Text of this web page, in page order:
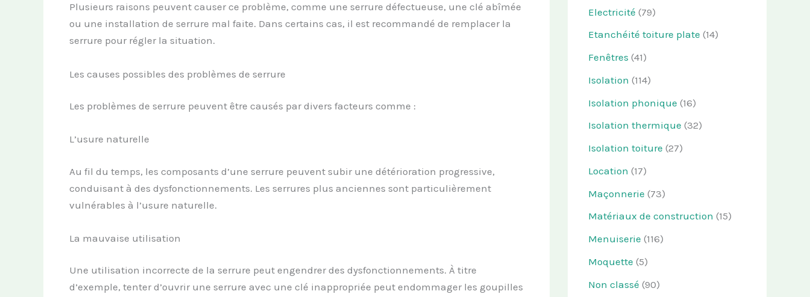
Plusieurs raisons peuvent causer ce problème, comme une serrure défectueuse, une clé abîmée
ou une installation de serrure mal faite. Dans certains cas, il est recommandé de remplacer la
serrure pour régler la situation.
Les causes possibles des problèmes de serrure
Les problèmes de serrure peuvent être causés par divers facteurs comme :
L’usure naturelle
Au fil du temps, les composants d’une serrure peuvent subir une détérioration progressive,
conduisant à des dysfonctionnements. Les serrures plus anciennes sont particulièrement
vulnérables à l’usure naturelle.
La mauvaise utilisation
Une utilisation incorrecte de la serrure peut engendrer des dysfonctionnements. À titre
d’exemple, tenter d’ouvrir une serrure avec une clé inappropriée peut endommager les goupilles
Electricité (79)
Etanchéité toiture plate (14)
Fenêtres (41)
Isolation (114)
Isolation phonique (16)
Isolation thermique (32)
Isolation toiture (27)
Location (17)
Maçonnerie (73)
Matériaux de construction (15)
Menuiserie (116)
Moquette (5)
Non classé (90)